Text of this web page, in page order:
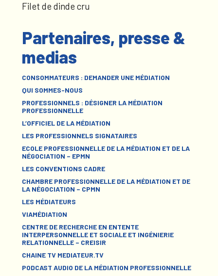
Filet de dinde cru
Partenaires, presse &
medias
CONSOMMATEURS : DEMANDER UNE MÉDIATION
QUI SOMMES-NOUS
PROFESSIONNELS : DÉSIGNER LA MÉDIATION
PROFESSIONNELLE
L’OFFICIEL DE LA MÉDIATION
LES PROFESSIONNELS SIGNATAIRES
ECOLE PROFESSIONNELLE DE LA MÉDIATION ET DE LA
NÉGOCIATION – EPMN
LES CONVENTIONS CADRE
CHAMBRE PROFESSIONNELLE DE LA MÉDIATION ET DE
LA NÉGOCIATION – CPMN
LES MÉDIATEURS
VIAMÉDIATION
CENTRE DE RECHERCHE EN ENTENTE
INTERPERSONNELLE ET SOCIALE ET INGÉNIERIE
RELATIONNELLE – CREISIR
CHAINE TV MEDIATEUR.TV
PODCAST AUDIO DE LA MÉDIATION PROFESSIONNELLE